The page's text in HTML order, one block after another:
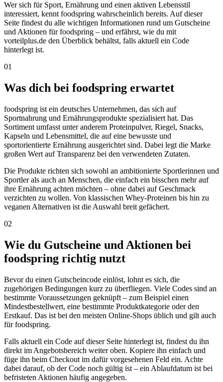
Wer sich für Sport, Ernährung und einen aktiven Lebensstil
interessiert, kennt foodspring wahrscheinlich bereits. Auf dieser
Seite findest du alle wichtigen Informationen rund um Gutscheine
und Aktionen für foodspring – und erfährst, wie du mit
vorteilplus.de den Überblick behältst, falls aktuell ein Code
hinterlegt ist.
01
Was dich bei foodspring erwartet
foodspring ist ein deutsches Unternehmen, das sich auf
Sportnahrung und Ernährungsprodukte spezialisiert hat. Das
Sortiment umfasst unter anderem Proteinpulver, Riegel, Snacks,
Kapseln und Lebensmittel, die auf eine bewusste und
sportorientierte Ernährung ausgerichtet sind. Dabei legt die Marke
großen Wert auf Transparenz bei den verwendeten Zutaten.
Die Produkte richten sich sowohl an ambitionierte Sportlerinnen und
Sportler als auch an Menschen, die einfach ein bisschen mehr auf
ihre Ernährung achten möchten – ohne dabei auf Geschmack
verzichten zu wollen. Von klassischen Whey-Proteinen bis hin zu
veganen Alternativen ist die Auswahl breit gefächert.
02
Wie du Gutscheine und Aktionen bei
foodspring richtig nutzt
Bevor du einen Gutscheincode einlöst, lohnt es sich, die
zugehörigen Bedingungen kurz zu überfliegen. Viele Codes sind an
bestimmte Voraussetzungen geknüpft – zum Beispiel einen
Mindestbestellwert, eine bestimmte Produktkategorie oder den
Erstkauf. Das ist bei den meisten Online-Shops üblich und gilt auch
für foodspring.
Falls aktuell ein Code auf dieser Seite hinterlegt ist, findest du ihn
direkt im Angebotsbereich weiter oben. Kopiere ihn einfach und
füge ihn beim Checkout im dafür vorgesehenen Feld ein. Achte
dabei darauf, ob der Code noch gültig ist – ein Ablaufdatum ist bei
befristeten Aktionen häufig angegeben.